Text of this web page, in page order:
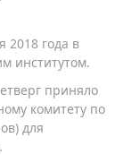
2018 года в
институтом.
приняло
комитету по
для